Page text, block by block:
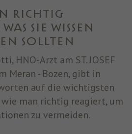
richtig
Sie wissen
sollten
HNO-Arzt am ST. JOSEF
Meran - Bozen, gibt in
auf die wichtigsten
man richtig reagiert, um
zu vermeiden.